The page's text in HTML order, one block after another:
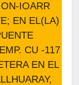
IOARR
EN EL(LA)
CU -117
EN EL